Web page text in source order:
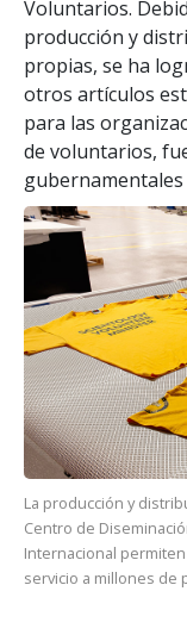
Voluntarios.
producción y
propias, se ha
otros artículos
para las
de voluntarios,
La producción y
Centro de
Internacional
servicio a millones de